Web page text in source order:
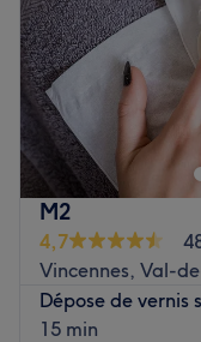
M2
4,7
Vincennes, Val-
Dépose de vernis
15 min